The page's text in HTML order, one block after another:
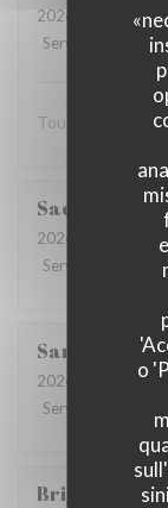
o
2026-07-16
-
Servizio
Tout est
Sacha
2026-07-15
-
Servizio
Sandrine
2026-07-09
-
Servizio
Brigitte